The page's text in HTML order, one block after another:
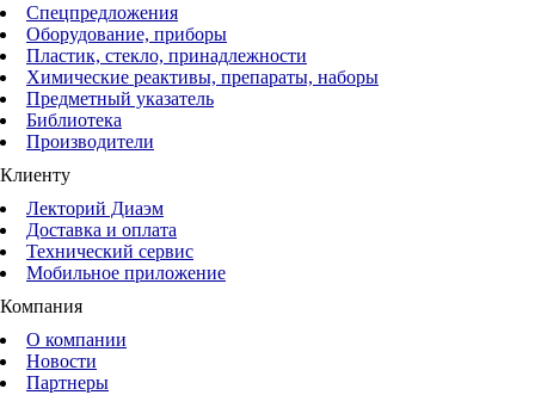
Спецпредложения
Оборудование, приборы
Пластик, стекло, принадлежности
Химические реактивы, препараты, наборы
Предметный указатель
Библиотека
Производители
Клиенту
Лекторий Диаэм
Доставка и оплата
Технический сервис
Мобильное приложение
Компания
О компании
Новости
Партнеры